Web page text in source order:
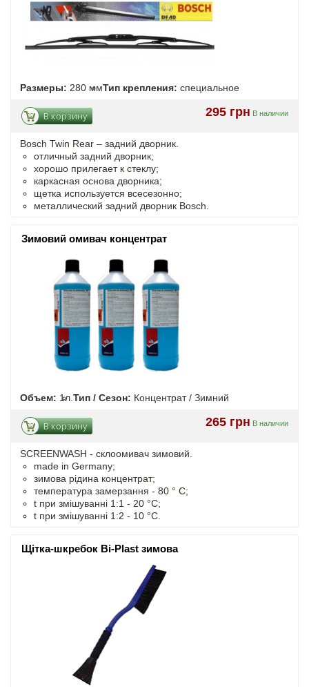
Размеры: 280 ммТип крепления: специальное
295 грн В наличии
В корзину
Bosch Twin Rear – задний дворник.
отличный задний дворник;
хорошо прилегает к стеклу;
каркасная основа дворника;
щетка используется всесезонно;
металлический задний дворник Bosch.
Зимовий омивач концентрат
Объем: 1л. Тип / Сезон: Концентрат / Зимний
265 грн В наличии
В корзину
SCREENWASH - cклоомивач зимовий.
made in Germany;
зимова рідина концентрат;
температура замерзання - 80 ° C;
t при змішуванні 1:1 - 20 °C;
t при змішуванні 1:2 - 10 °C.
Щітка-шкребок Bi-Plast зимова